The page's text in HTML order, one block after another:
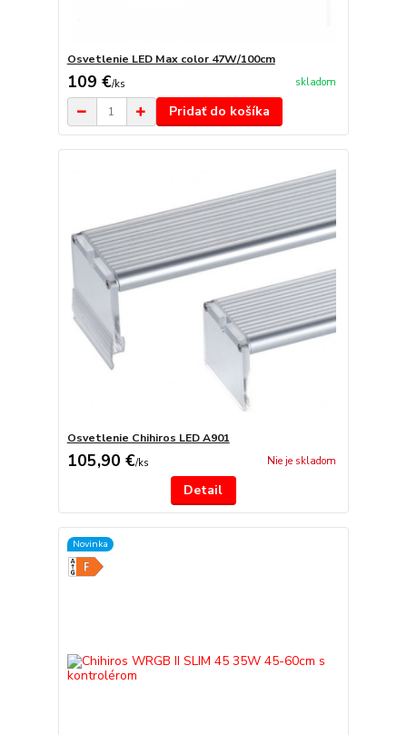
Osvetlenie LED Max color 47W/100cm
109 €/ks skladom
Pridať do košíka
Osvetlenie Chihiros LED A901
105,90 €/ks Nie je skladom
Detail
Novinka